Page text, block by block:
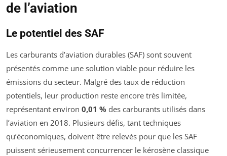
de l’aviation
Le potentiel des SAF
Les carburants d’aviation durables (SAF) sont souvent
présentés comme une solution viable pour réduire les
émissions du secteur. Malgré des taux de réduction
potentiels, leur production reste encore très limitée,
représentant environ 0,01 % des carburants utilisés dans
l’aviation en 2018. Plusieurs défis, tant techniques
qu’économiques, doivent être relevés pour que les SAF
puissent sérieusement concurrencer le kérosène classique